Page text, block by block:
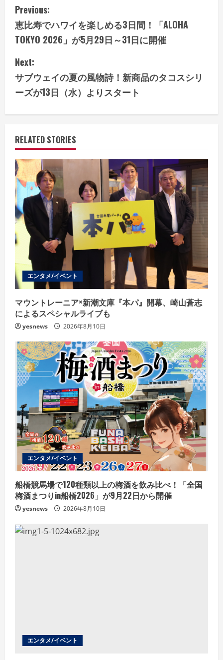
C
o
n
t
i
n
u
e
R
e
a
d
i
n
g
Previous:
恵比寿でハワイを楽しめる3日間！「ALOHA
TOKYO 2026」が5月29日～31日に開催
Next:
サブウェイの夏の風物詩！新商品のタコスシリ
ーズが13日（水）よりスタート
RELATED STORIES
エンタメ/イベント
マウントレーニア×新潮文庫『本パ』開幕、崎山蒼志
によるスペシャルライブも
yesnews 2026年8月10日
エンタメ/イベント
船橋競馬場で120種類以上の梅酒を飲み比べ！「全国
梅酒まつりin船橋2026」が9月22日から開催
yesnews 2026年8月10日
エンタメ/イベント